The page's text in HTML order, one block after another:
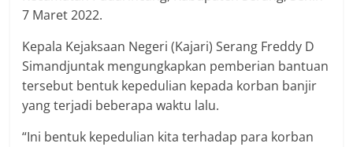
7 Maret 2022.
Kepala Kejaksaan Negeri (Kajari) Serang Freddy D
Simandjuntak mengungkapkan pemberian bantuan
tersebut bentuk kepedulian kepada korban banjir
yang terjadi beberapa waktu lalu.
“Ini bentuk kepedulian kita terhadap para korban